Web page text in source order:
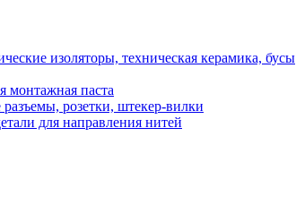
изоляторы, техническая керамика, бусы
монтажная паста
розетки, штекер-вилки
для направления нитей